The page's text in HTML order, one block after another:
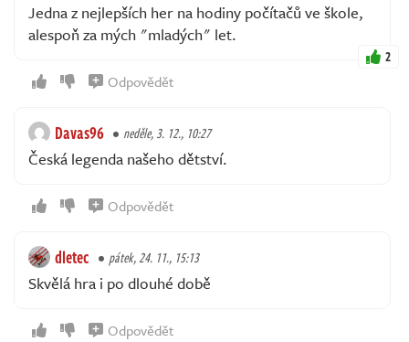
Jedna z nejlepších her na hodiny počítačů ve škole,
alespoň za mých "mladých" let.
2
Odpovědět
Davas96 neděle, 3. 12., 10:27
Česká legenda našeho dětství.
Odpovědět
dletec pátek, 24. 11., 15:13
Skvělá hra i po dlouhé době
Odpovědět